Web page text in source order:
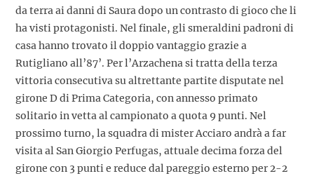
da terra ai danni di Saura dopo un contrasto di gioco che li
ha visti protagonisti. Nel finale, gli smeraldini padroni di
casa hanno trovato il doppio vantaggio grazie a
Rutigliano all’87’. Per l’Arzachena si tratta della terza
vittoria consecutiva su altrettante partite disputate nel
girone D di Prima Categoria, con annesso primato
solitario in vetta al campionato a quota 9 punti. Nel
prossimo turno, la squadra di mister Acciaro andrà a far
visita al San Giorgio Perfugas, attuale decima forza del
girone con 3 punti e reduce dal pareggio esterno per 2-2